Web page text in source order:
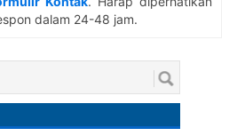
dalam 24-48 jam.